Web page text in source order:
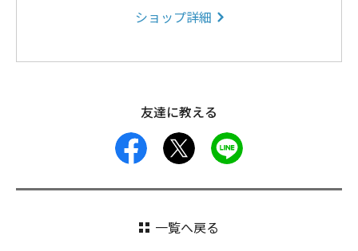
ショップ詳細
友達に教える
facebook
一覧へ戻る